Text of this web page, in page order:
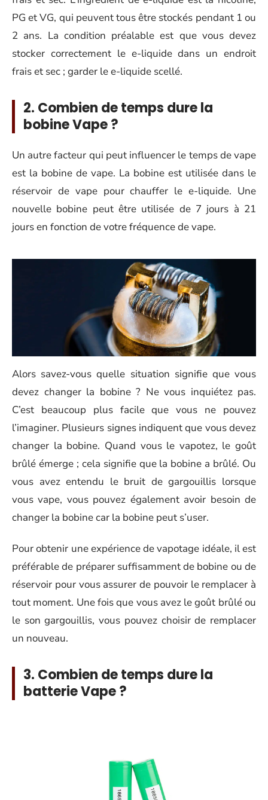
PG et VG, qui peuvent tous être stockés pendant 1 ou
2 ans. La condition préalable est que vous devez
stocker correctement le e-liquide dans un endroit
frais et sec ; garder le e-liquide scellé.
2. Combien de temps dure la
bobine Vape ?
Un autre facteur qui peut influencer le temps de vape
est la bobine de vape. La bobine est utilisée dans le
réservoir de vape pour chauffer le e-liquide. Une
nouvelle bobine peut être utilisée de 7 jours à 21
jours en fonction de votre fréquence de vape.
Alors savez-vous quelle situation signifie que vous
devez changer la bobine ? Ne vous inquiétez pas.
C’est beaucoup plus facile que vous ne pouvez
l’imaginer. Plusieurs signes indiquent que vous devez
changer la bobine. Quand vous le vapotez, le goût
brûlé émerge ; cela signifie que la bobine a brûlé. Ou
vous avez entendu le bruit de gargouillis lorsque
vous vape, vous pouvez également avoir besoin de
changer la bobine car la bobine peut s’user.
Pour obtenir une expérience de vapotage idéale, il est
préférable de préparer suffisamment de bobine ou de
réservoir pour vous assurer de pouvoir le remplacer à
tout moment. Une fois que vous avez le goût brûlé ou
le son gargouillis, vous pouvez choisir de remplacer
un nouveau.
3. Combien de temps dure la
batterie Vape ?